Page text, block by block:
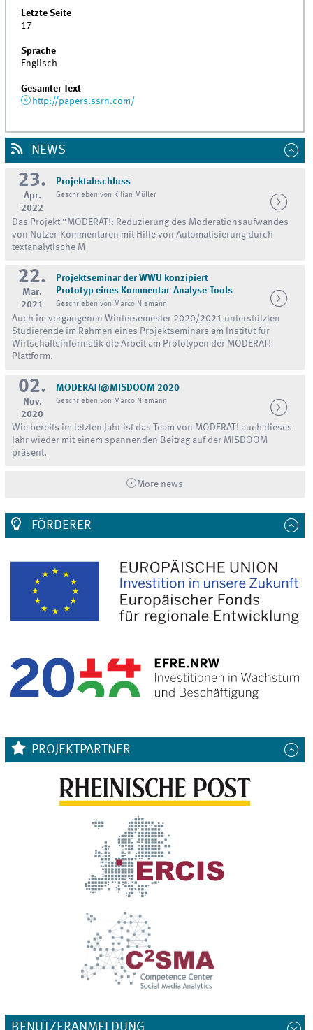
Letzte Seite
17
Sprache
Englisch
Gesamter Text
http://papers.ssrn.com/
NEWS
23.
Apr.
2022
Projektabschluss
Geschrieben von Kilian Müller
Das Projekt “MODERAT!: Reduzierung des Moderationsaufwandes
von Nutzer-Kommentaren mit Hilfe von Automatisierung durch
textanalytische M
22.
Mar.
2021
Projektseminar der WWU konzipiert
Prototyp eines Kommentar-Analyse-Tools
Geschrieben von Marco Niemann
Auch im vergangenen Wintersemester 2020/2021 unterstützten
Studierende im Rahmen eines Projektseminars am Institut für
Wirtschaftsinformatik die Arbeit am Prototypen der MODERAT!-
Plattform.
02.
Nov.
2020
MODERAT!@MISDOOM 2020
Geschrieben von Marco Niemann
Wie bereits im letzten Jahr ist das Team von MODERAT! auch dieses
Jahr wieder mit einem spannenden Beitrag auf der MISDOOM
präsent.
More news
FÖRDERER
PROJEKTPARTNER
BENUTZERANMELDUNG